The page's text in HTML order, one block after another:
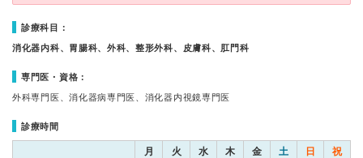
診療科目：
消化器内科、胃腸科、外科、整形外科、皮膚科、肛門科
専門医・資格：
外科専門医、消化器病専門医、消化器内視鏡専門医
診療時間
月 火 水 木 金 土 日 祝